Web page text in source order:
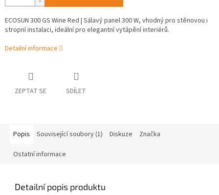
ECOSUN 300 GS Wine Red | Sálavý panel 300 W, vhodný pro stěnovou i
stropní instalaci, ideální pro elegantní vytápění interiérů.
Detailní informace
ZEPTAT SE SDÍLET
Popis Související soubory (1) Diskuze Značka
Ostatní informace
Detailní popis produktu